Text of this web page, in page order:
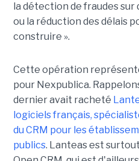
la détection de fraudes
ou la réduction des délais
construire ».
Cette opération
pour Nexpublica.
dernier avait racheté
logiciels français,
du CRM pour les
publics. Lanteas est